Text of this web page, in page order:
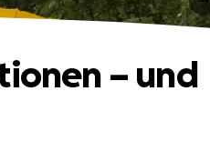
– und